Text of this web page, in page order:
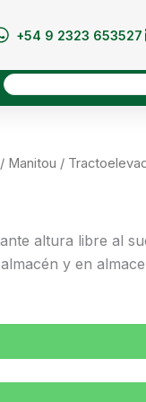
+54 9 2323 653527
Buscar
/ Manitou /
altura libre al
y en